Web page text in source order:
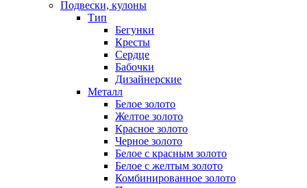
Подвески, кулоны
Тип
Бегунки
Кресты
Сердце
Бабочки
Дизайнерские
Металл
Белое золото
Желтое золото
Красное золото
Черное золото
Белое с красным золото
Белое с желтым золото
Комбинированное золото